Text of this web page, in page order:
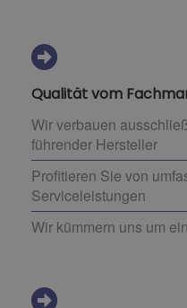
Qualität vom
Wir verbauen
führender Hersteller
Profitieren Sie von
Serviceleistungen
Wir kümmern uns um